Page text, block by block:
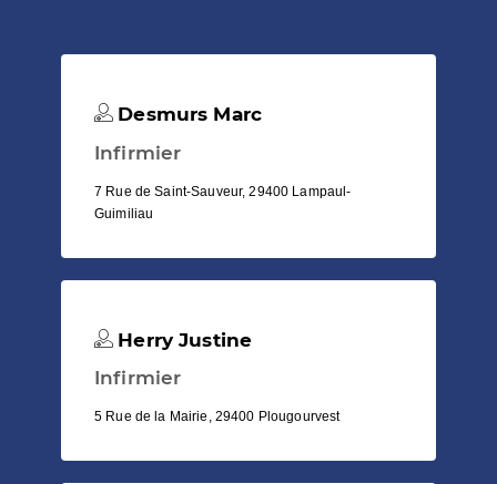
Desmurs Marc
Infirmier
7 Rue de Saint-Sauveur, 29400 Lampaul-
Guimiliau
Herry Justine
Infirmier
5 Rue de la Mairie, 29400 Plougourvest